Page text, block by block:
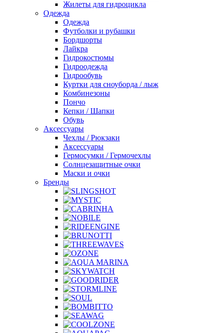
Жилеты для гидроцикла
Одежда
Одежда
Футболки и рубашки
Бордшорты
Лайкра
Гидрокостюмы
Гидроодежда
Гидрообувь
Куртки для сноуборда / лыж
Комбинезоны
Пончо
Кепки / Шапки
Обувь
Аксессуары
Чехлы / Рюкзаки
Аксессуары
Гермосумки / Гермочехлы
Солнцезащитные очки
Маски и очки
Бренды